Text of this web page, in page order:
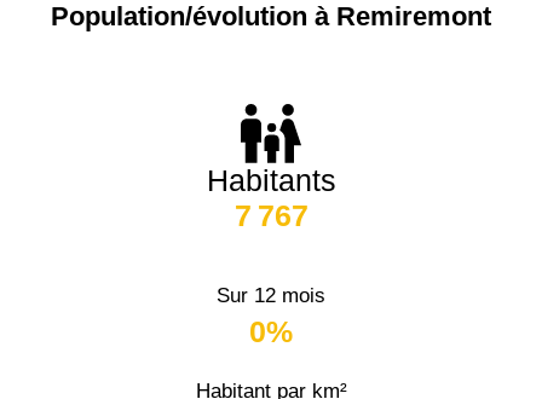
Population/évolution à Remiremont
Habitants
7 767
Sur 12 mois
0%
Habitant par km²